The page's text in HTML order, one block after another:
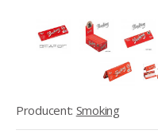
Producent: Smoking